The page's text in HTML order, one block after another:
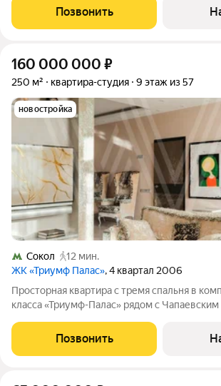
спальни, одна из которых со своей
кабинет, гардеробная,
Позвонить
160 000 000 ₽
250 м² квартира-студия 9 этаж из 57
новостройка
Сокол
12 мин.
ЖК «Триумф Палас», 4 квартал 2006
Просторная квартира с тремя спальня в
класса «Триумф-Палас» рядом с
Выполнена авторская отделка.
украшают дизайнерские люстры.
Позвонить